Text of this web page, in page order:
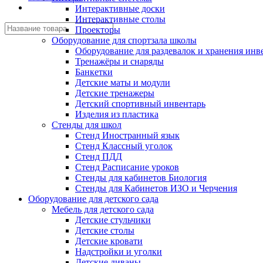
Интерактивные доски
Интерактивные столы
Проекторы
Оборудование для спортзала школы
Оборудование для раздевалок и хранения
Тренажёры и снаряды
Банкетки
Детские маты и модули
Детские тренажеры
Детский спортивный инвентарь
Изделия из пластика
Стенды для школ
Стенд Иностранный язык
Стенд Классный уголок
Стенд ПДД
Стенд Расписание уроков
Стенды для кабинетов Биология
Стенды для Кабинетов ИЗО и Черчения
Оборудование для детского сада
Мебель для детского сада
Детские стульчики
Детские столы
Детские кровати
Надстройки и уголки